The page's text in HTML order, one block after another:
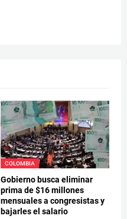
COLOMBIA
Gobierno busca eliminar
prima de $16 millones
mensuales a congresistas y
bajarles el salario